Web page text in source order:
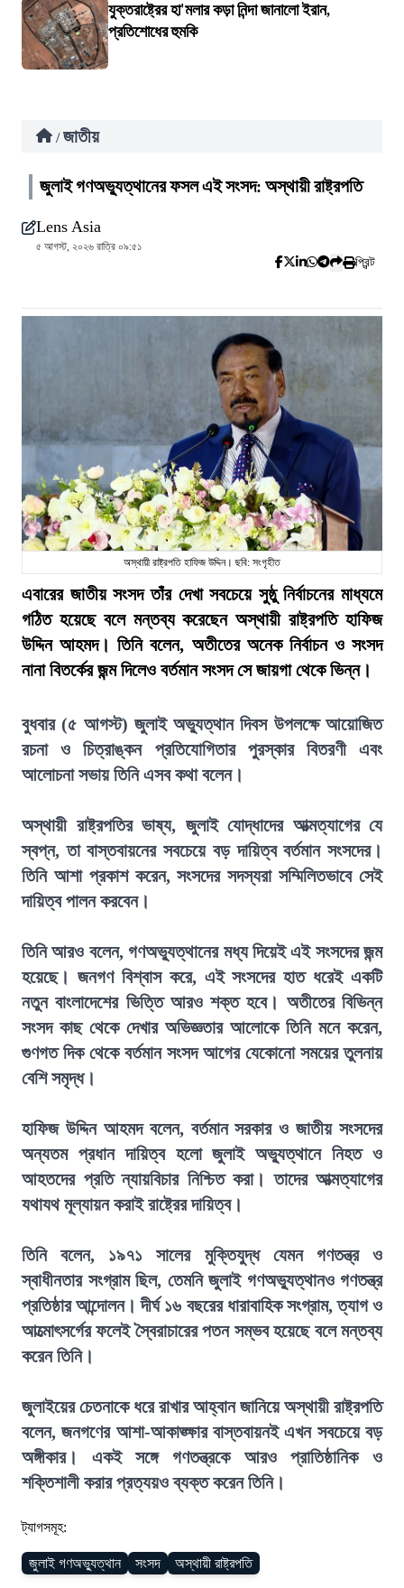
যুক্তরাষ্ট্রের হা'মলার কড়া নিন্দা জানালো ইরান,
প্রতিশোধের হুমকি
/ জাতীয়
জুলাই গণঅভ্যুত্থানের ফসল এই সংসদ: অস্থায়ী রাষ্ট্রপতি
Lens Asia
৫ আগস্ট, ২০২৬ রাত্রি ০৯:৫১
প্রিন্ট
অস্থায়ী রাষ্ট্রপতি হাফিজ উদ্দিন। ছবি: সংগৃহীত
এবারের জাতীয় সংসদ তাঁর দেখা সবচেয়ে সুষ্ঠু নির্বাচনের মাধ্যমে
গঠিত হয়েছে বলে মন্তব্য করেছেন অস্থায়ী রাষ্ট্রপতি হাফিজ
উদ্দিন আহমদ। তিনি বলেন, অতীতের অনেক নির্বাচন ও সংসদ
নানা বিতর্কের জন্ম দিলেও বর্তমান সংসদ সে জায়গা থেকে ভিন্ন।
বুধবার (৫ আগস্ট) জুলাই অভ্যুত্থান দিবস উপলক্ষে আয়োজিত
রচনা ও চিত্রাঙ্কন প্রতিযোগিতার পুরস্কার বিতরণী এবং
আলোচনা সভায় তিনি এসব কথা বলেন।
অস্থায়ী রাষ্ট্রপতির ভাষ্য, জুলাই যোদ্ধাদের আত্মত্যাগের যে
স্বপ্ন, তা বাস্তবায়নের সবচেয়ে বড় দায়িত্ব বর্তমান সংসদের।
তিনি আশা প্রকাশ করেন, সংসদের সদস্যরা সম্মিলিতভাবে সেই
দায়িত্ব পালন করবেন।
তিনি আরও বলেন, গণঅভ্যুত্থানের মধ্য দিয়েই এই সংসদের জন্ম
হয়েছে। জনগণ বিশ্বাস করে, এই সংসদের হাত ধরেই একটি
নতুন বাংলাদেশের ভিত্তি আরও শক্ত হবে। অতীতের বিভিন্ন
সংসদ কাছ থেকে দেখার অভিজ্ঞতার আলোকে তিনি মনে করেন,
গুণগত দিক থেকে বর্তমান সংসদ আগের যেকোনো সময়ের তুলনায়
বেশি সমৃদ্ধ।
হাফিজ উদ্দিন আহমদ বলেন, বর্তমান সরকার ও জাতীয় সংসদের
অন্যতম প্রধান দায়িত্ব হলো জুলাই অভ্যুত্থানে নিহত ও
আহতদের প্রতি ন্যায়বিচার নিশ্চিত করা। তাদের আত্মত্যাগের
যথাযথ মূল্যায়ন করাই রাষ্ট্রের দায়িত্ব।
তিনি বলেন, ১৯৭১ সালের মুক্তিযুদ্ধ যেমন গণতন্ত্র ও
স্বাধীনতার সংগ্রাম ছিল, তেমনি জুলাই গণঅভ্যুত্থানও গণতন্ত্র
প্রতিষ্ঠার আন্দোলন। দীর্ঘ ১৬ বছরের ধারাবাহিক সংগ্রাম, ত্যাগ ও
আত্মোৎসর্গের ফলেই স্বৈরাচারের পতন সম্ভব হয়েছে বলে মন্তব্য
করেন তিনি।
জুলাইয়ের চেতনাকে ধরে রাখার আহ্বান জানিয়ে অস্থায়ী রাষ্ট্রপতি
বলেন, জনগণের আশা-আকাঙ্ক্ষার বাস্তবায়নই এখন সবচেয়ে বড়
অঙ্গীকার। একই সঙ্গে গণতন্ত্রকে আরও প্রাতিষ্ঠানিক ও
শক্তিশালী করার প্রত্যয়ও ব্যক্ত করেন তিনি।
ট্যাগসমূহ:
জুলাই গণঅভ্যুত্থান সংসদ অস্থায়ী রাষ্ট্রপতি